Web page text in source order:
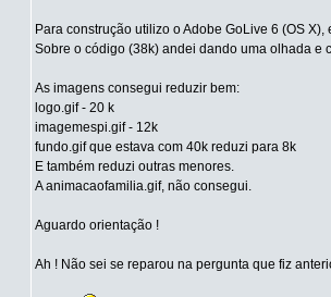
Para construção utilizo o Adobe GoLive 6 (OS
Sobre o código (38k) andei dando uma olhada e
As imagens consegui reduzir bem:
logo.gif - 20 k
imagemespi.gif - 12k
fundo.gif que estava com 40k reduzi para 8k
E também reduzi outras menores.
A animacaofamilia.gif, não consegui.
Aguardo orientação !
Ah ! Não sei se reparou na pergunta que fiz